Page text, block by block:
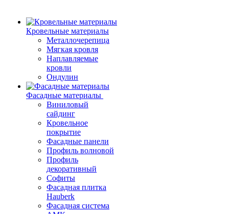
Кровельные материалы
Металлочерепица
Мягкая кровля
Наплавляемые
кровли
Ондулин
Фасадные материалы
Виниловый
сайдинг
Кровельное
покрытие
Фасадные панели
Профиль волновой
Профиль
декоративный
Софиты
Фасадная плитка
Hauberk
Фасадная система